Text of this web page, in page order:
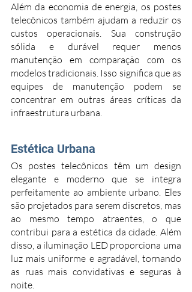
Além da economia de energia, os postes
telecônicos também ajudam a reduzir os
custos operacionais. Sua construção
sólida e durável requer menos
manutenção em comparação com os
modelos tradicionais. Isso significa que as
equipes de manutenção podem se
concentrar em outras áreas críticas da
infraestrutura urbana.
Estética Urbana
Os postes telecônicos têm um design
elegante e moderno que se integra
perfeitamente ao ambiente urbano. Eles
são projetados para serem discretos, mas
ao mesmo tempo atraentes, o que
contribui para a estética da cidade. Além
disso, a iluminação LED proporciona uma
luz mais uniforme e agradável, tornando
as ruas mais convidativas e seguras à
noite.